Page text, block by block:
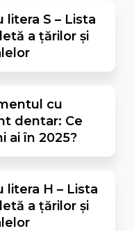
litera S – Lista
a țărilor și
cu
dentar: Ce
ai în 2025?
litera H – Lista
a țărilor și